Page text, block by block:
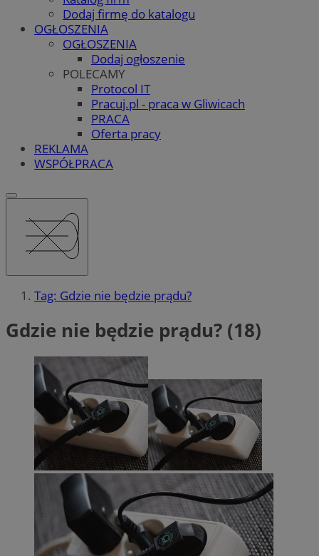
Dodaj firmę do katalogu
OGŁOSZENIA
OGŁOSZENIA
Dodaj ogłoszenie
POLECAMY
Protocol IT
Pracuj.pl - praca w Gliwicach
PRACA
Oferta pracy
REKLAMA
WSPÓŁPRACA
Tag: Gdzie nie będzie prądu?
Gdzie nie będzie prądu? (18)